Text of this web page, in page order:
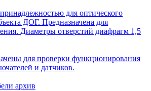
для оптического
ДОГ. Предназначена для
Диаметры отверстий диафрагм 1,5
для проверки функционирования
и датчиков.
архив